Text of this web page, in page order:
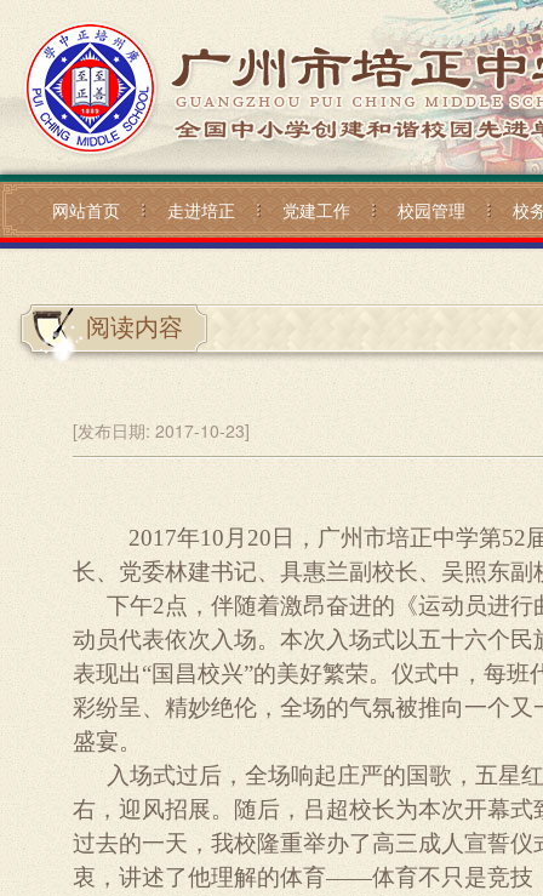
网站首页 走进培正 党建工作 校园管理 校
阅读内容
[发布日期: 2017-10-23]
2017年10 月 20 日，广州市培正中学第52
长、党委林建书记、具惠兰副校长、吴照东副
下午2点，伴随着激昂奋进的《运动员进
动员代表依次入场。本次入场式以五十六个
表现出“国昌校兴”的美好繁荣。仪式中，每
彩纷呈、精妙绝伦，全场的气氛被推向一个
盛宴。
入场式过后，全场响起庄严的国歌，五星
右，迎风招展。随后，吕超校长为本次开幕
过去的一天，我校隆重举办了高三成人宣誓
衷，讲述了他理解的体育——体育不只是竞技